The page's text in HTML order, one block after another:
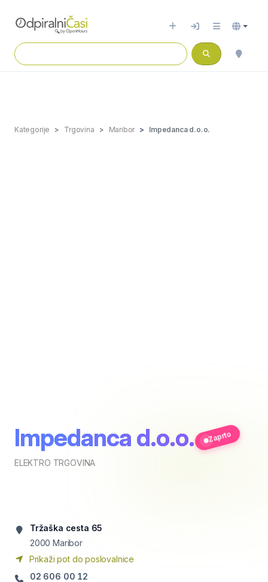
Kategorije Trgovina Maribor Impedanca d.o.o.
Impedanca d.o.o.
ELEKTRO TRGOVINA
Zaprto
Tržaška cesta 65
2000 Maribor
Prikaži pot do poslovalnice
02 606 00 12